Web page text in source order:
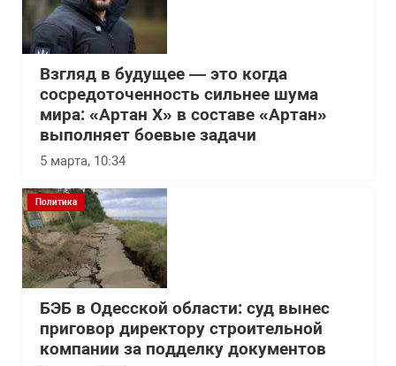
Взгляд в будущее — это когда
сосредоточенность сильнее шума
мира: «Артан Х» в составе «Артан»
выполняет боевые задачи
5 марта, 10:34
Политика
БЭБ в Одесской области: суд вынес
приговор директору строительной
компании за подделку документов